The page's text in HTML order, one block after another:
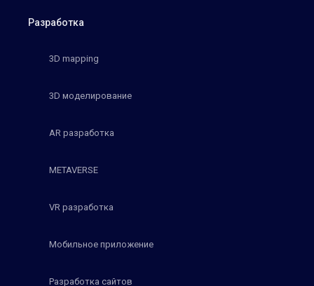
Разработка
3D mapping
3D моделирование
AR разработка
METAVERSE
VR разработка
Мобильное приложение
Разработка сайтов